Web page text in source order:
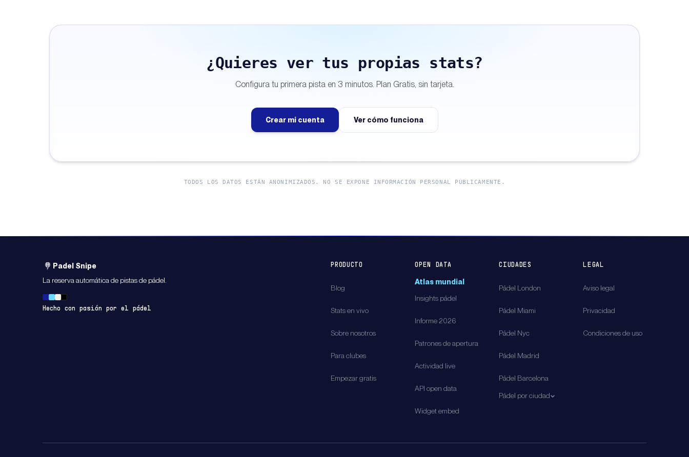
¿Quieres ver tus propias stats?
Configura tu primera pista en 3 minutos. Plan Gratis, sin tarjeta.
Crear mi cuenta Ver cómo funciona
TODOS LOS DATOS ESTÁN ANONIMIZADOS. NO SE EXPONE INFORMACIÓN PERSONAL PÚBLICAMENTE.
Padel Snipe
La reserva automática de pistas de pádel.
Hecho con pasión por el pádel
PRODUCTO
Blog
Stats en vivo
Sobre nosotros
Para clubes
Empezar gratis
OPEN DATA
Atlas mundial
Insights pádel
Informe 2026
Patrones de apertura
Actividad live
API open data
Widget embed
CIUDADES
Pádel London
Pádel Miami
Pádel Nyc
Pádel Madrid
Pádel Barcelona
Pádel por ciudad
LEGAL
Aviso legal
Privacidad
Condiciones de uso